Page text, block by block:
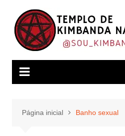
conteúdo
Página inicial Banho sexual